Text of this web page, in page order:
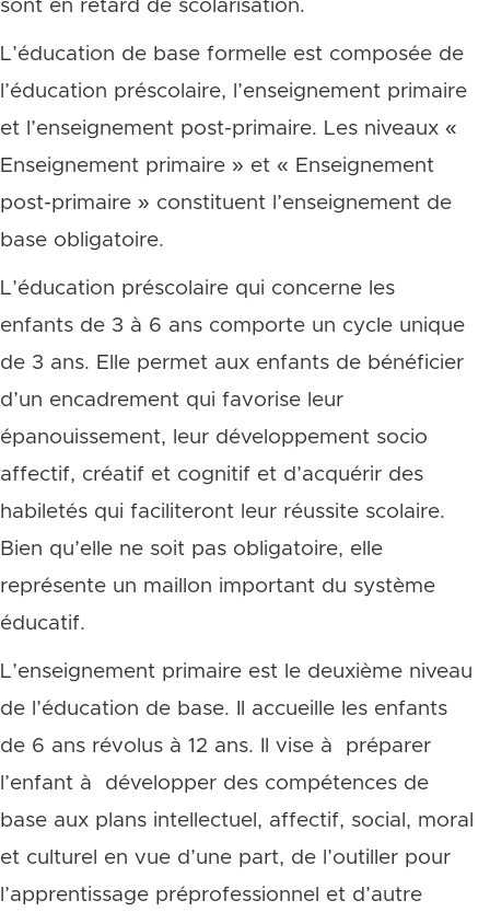
sont en retard de scolarisation.
L’éducation de base formelle est composée de
l’éducation préscolaire, l’enseignement primaire
et l’enseignement post-primaire. Les niveaux «
Enseignement primaire » et « Enseignement
post-primaire » constituent l’enseignement de
base obligatoire.
L’éducation préscolaire qui concerne les
enfants de 3 à 6 ans comporte un cycle unique
de 3 ans. Elle permet aux enfants de bénéficier
d’un encadrement qui favorise leur
épanouissement, leur développement socio
affectif, créatif et cognitif et d’acquérir des
habiletés qui faciliteront leur réussite scolaire.
Bien qu’elle ne soit pas obligatoire, elle
représente un maillon important du système
éducatif.
L’enseignement primaire est le deuxième niveau
de l’éducation de base. Il accueille les enfants
de 6 ans révolus à 12 ans. Il vise à préparer
l’enfant à développer des compétences de
base aux plans intellectuel, affectif, social, moral
et culturel en vue d’une part, de l’outiller pour
l’apprentissage préprofessionnel et d’autre